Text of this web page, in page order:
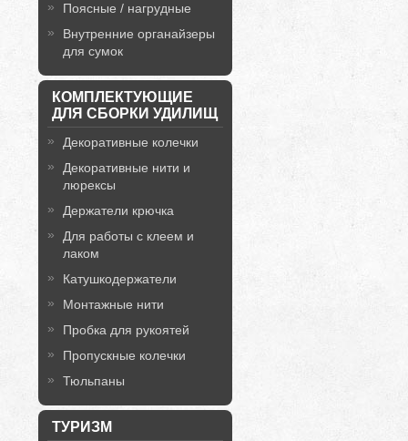
Поясные / нагрудные
Внутренние органайзеры
для сумок
КОМПЛЕКТУЮЩИЕ
ДЛЯ СБОРКИ УДИЛИЩ
Декоративные колечки
Декоративные нити и
люрексы
Держатели крючка
Для работы с клеем и
лаком
Катушкодержатели
Монтажные нити
Пробка для рукоятей
Пропускные колечки
Тюльпаны
ТУРИЗМ